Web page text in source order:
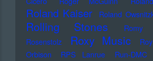
Roland Kaiser Roland
Rolling Stones Romy
Rosenstolz Roxy Music
Orbison
RPS Lanrue Run-DMC